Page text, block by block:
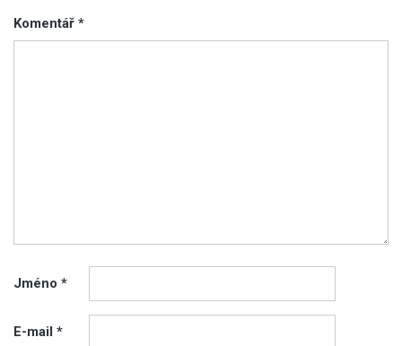
Komentář *
Jméno *
E-mail *